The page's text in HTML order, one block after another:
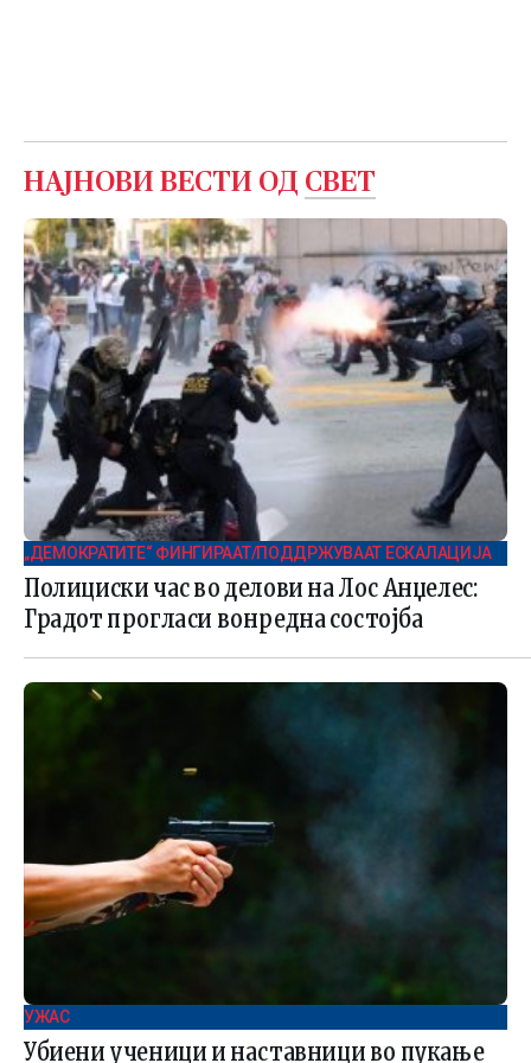
НАЈНОВИ ВЕСТИ ОД СВЕТ
„ДЕМОКРАТИТЕ“ ФИНГИРААТ/ПОДДРЖУВААТ ЕСКАЛАЦИЈА
Полициски час во делови на Лос Анџелес:
Градот прогласи вонредна состојба
УЖАС
Убиени ученици и наставници во пукање